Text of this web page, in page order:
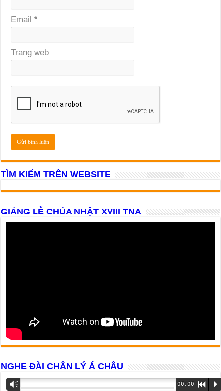
Email*
Trang web
TÌM KIẾM TRÊN WEBSITE
GIẢNG LỄ CHÚA NHẬT XVIII TNA
NGHE ĐÀI CHÂN LÝ Á CHÂU
Trình
Vm 00:00 R P